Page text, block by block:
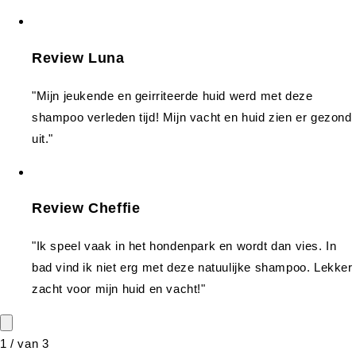
Review Luna
"Mijn jeukende en geirriteerde huid werd met deze
shampoo verleden tijd! Mijn vacht en huid zien er gezond
uit."
Review Cheffie
"Ik speel vaak in het hondenpark en wordt dan vies. In
bad vind ik niet erg met deze natuulijke shampoo. Lekker
zacht voor mijn huid en vacht!"
1 /van 3